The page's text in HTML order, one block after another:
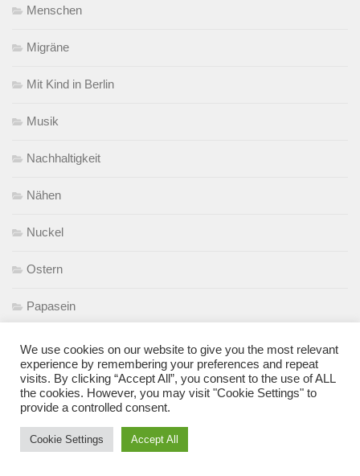
Menschen
Migräne
Mit Kind in Berlin
Musik
Nachhaltigkeit
Nähen
Nuckel
Ostern
Papasein
Privatheit im Netz
Produkttest
Rezept
We use cookies on our website to give you the most relevant
experience by remembering your preferences and repeat
visits. By clicking “Accept All”, you consent to the use of ALL
the cookies. However, you may visit "Cookie Settings" to
provide a controlled consent.
Cookie Settings Accept All